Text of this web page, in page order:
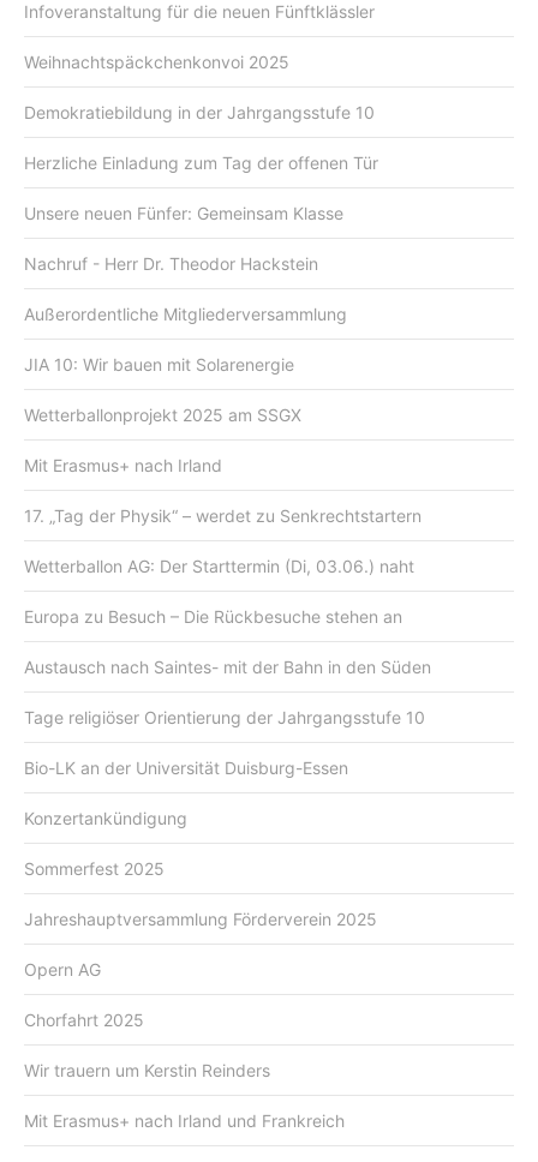
Infoveranstaltung für die neuen Fünftklässler
Weihnachtspäckchenkonvoi 2025
Demokratiebildung in der Jahrgangsstufe 10
Herzliche Einladung zum Tag der offenen Tür
Unsere neuen Fünfer: Gemeinsam Klasse
Nachruf - Herr Dr. Theodor Hackstein
Außerordentliche Mitgliederversammlung
JIA 10: Wir bauen mit Solarenergie
Wetterballonprojekt 2025 am SSGX
Mit Erasmus+ nach Irland
17. „Tag der Physik“ – werdet zu Senkrechtstartern
Wetterballon AG: Der Starttermin (Di, 03.06.) naht
Europa zu Besuch – Die Rückbesuche stehen an
Austausch nach Saintes- mit der Bahn in den Süden
Tage religiöser Orientierung der Jahrgangsstufe 10
Bio-LK an der Universität Duisburg-Essen
Konzertankündigung
Sommerfest 2025
Jahreshauptversammlung Förderverein 2025
Opern AG
Chorfahrt 2025
Wir trauern um Kerstin Reinders
Mit Erasmus+ nach Irland und Frankreich